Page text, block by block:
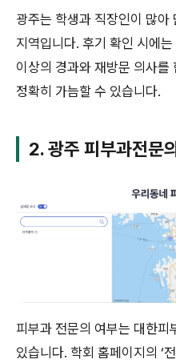
광주는 학생과 직장인이 많아
지역입니다. 후기 확인 시에
이상의 경과와 재방문 의사를
정확히 가늠할 수 있습니다.
2. 광주 피부과전문
피부과 전문의 여부는 대한피
있습니다. 학회 홈페이지의 ‘